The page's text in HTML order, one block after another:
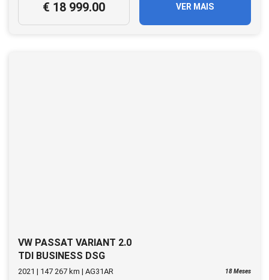
€ 18 999.00 VER MAIS
VW PASSAT VARIANT 2.0
TDI BUSINESS DSG
2021 | 147 267 km | AG31AR 18 Meses